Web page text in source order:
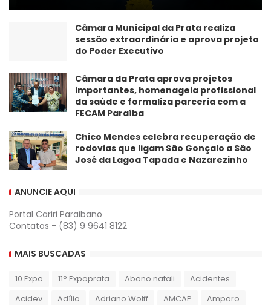
Câmara Municipal da Prata realiza
sessão extraordinária e aprova projeto
do Poder Executivo
​Câmara da Prata aprova projetos
importantes, homenageia profissional
da saúde e formaliza parceria com a
FECAM Paraíba
Chico Mendes celebra recuperação de
rodovias que ligam São Gonçalo a São
José da Lagoa Tapada e Nazarezinho
ANUNCIE AQUI
Portal Cariri Paraibano
Contatos - (83) 9 9641 8122
MAIS BUSCADAS
10 Expo 11° Expoprata Abono natali
Acidentes
Acidev
Adílio Adriano Wolff AMCAP
Amparo